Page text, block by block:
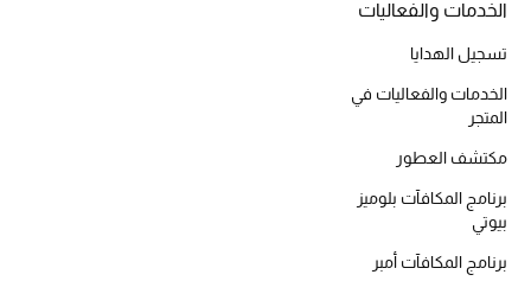
مستحضرات العناية
مستحضرات الاستحمام والعناية بالجسم
العناية بالشعر
الصحة والعافية
الخدمات والفعاليات
تسجيل الهدايا
الخدمات والفعاليات في
المتجر
مكتشف العطور
برنامج المكافآت بلوميز
بيوتي
برنامج المكافآت أمبر